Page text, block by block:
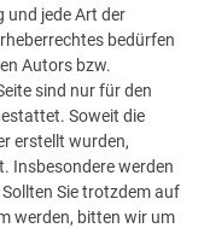
und jede Art der
bedürfen
Autors bzw.
sind nur für den
Soweit die
erstellt wurden,
Insbesondere werden
Sie trotzdem auf
werden, bitten wir um